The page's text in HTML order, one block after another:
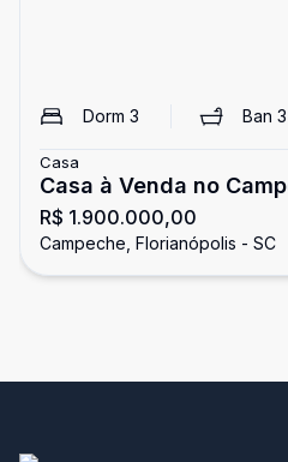
Dorm 3 Ban3
Casa
Casa à Venda no
Dormitórios | Jacuzzi |
Próxima ao Mar
R$ 1.900.000,00
Campeche, Florianópolis - SC